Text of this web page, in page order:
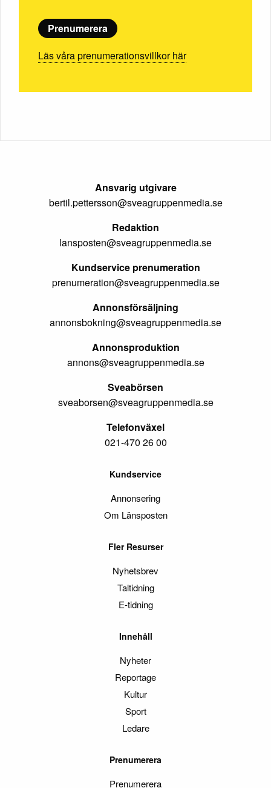
Prenumerera
Läs våra prenumerationsvillkor här
Ansvarig utgivare
bertil.pettersson@sveagruppenmedia.se
Redaktion
lansposten@sveagruppenmedia.se
Kundservice prenumeration
prenumeration@sveagruppenmedia.se
Annonsförsäljning
annonsbokning@sveagruppenmedia.se
Annonsproduktion
annons@sveagruppenmedia.se
Sveabörsen
sveaborsen@sveagruppenmedia.se
Telefonväxel
021-470 26 00
Kundservice
Annonsering
Om Länsposten
Fler Resurser
Nyhetsbrev
Taltidning
E-tidning
Innehåll
Nyheter
Reportage
Kultur
Sport
Ledare
Prenumerera
Prenumerera